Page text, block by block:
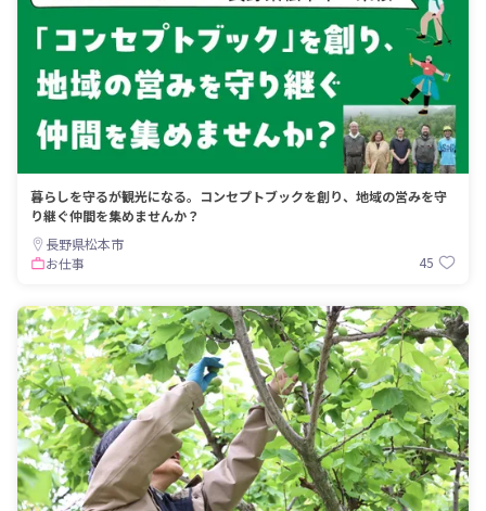
暮らしを守るが観光になる。コンセプトブックを創り、地域の営みを守
り継ぐ仲間を集めませんか？
長野県松本市
お仕事
45